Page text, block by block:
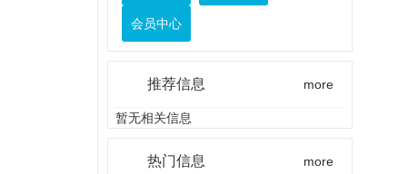
会员中心
推荐信息 more
暂无相关信息
热门信息 more